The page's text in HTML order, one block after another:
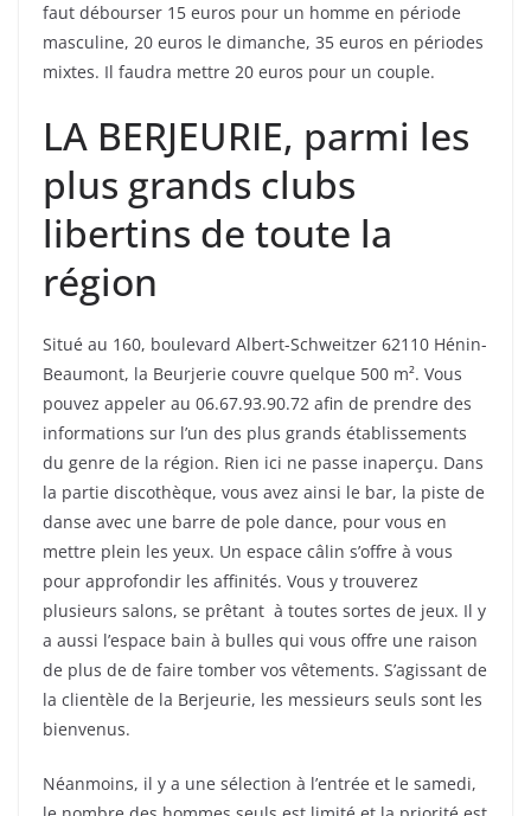
faut débourser 15 euros pour un homme en période
masculine, 20 euros le dimanche, 35 euros en périodes
mixtes. Il faudra mettre 20 euros pour un couple.
LA BERJEURIE, parmi les
plus grands clubs
libertins de toute la
région
Situé au 160, boulevard Albert-Schweitzer 62110 Hénin-
Beaumont, la Beurjerie couvre quelque 500 m². Vous
pouvez appeler au 06.67.93.90.72 afin de prendre des
informations sur l’un des plus grands établissements
du genre de la région. Rien ici ne passe inaperçu. Dans
la partie discothèque, vous avez ainsi le bar, la piste de
danse avec une barre de pole dance, pour vous en
mettre plein les yeux. Un espace câlin s’offre à vous
pour approfondir les affinités. Vous y trouverez
plusieurs salons, se prêtant à toutes sortes de jeux. Il y
a aussi l’espace bain à bulles qui vous offre une raison
de plus de de faire tomber vos vêtements. S’agissant de
la clientèle de la Berjeurie, les messieurs seuls sont les
bienvenus.
Néanmoins, il y a une sélection à l’entrée et le samedi,